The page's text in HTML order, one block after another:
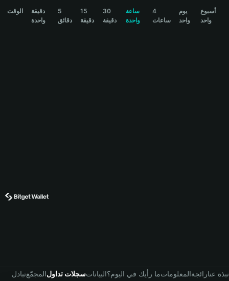
বাংলাالوقت
دقيقة
واحدة
5
دقائق
15
دقيقة
30
دقيقة
ساعة
واحدة
4
ساعات
يوم
واحد
أسبوع
واحد
تبادلالمجمّعسجلات تداولالبياناتما رأيك في اليوم؟المعلوماترائجةنبذة عنا